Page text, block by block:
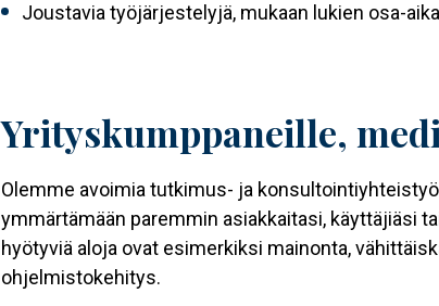
Joustavia työjärjestelyjä, mukaan lukien osa-
Yrityskumppaneille,
Olemme avoimia tutkimus- ja
ymmärtämään paremmin asiakkaitasi, käyttäjiäsi
hyötyviä aloja ovat esimerkiksi mainonta,
ohjelmistokehitys.